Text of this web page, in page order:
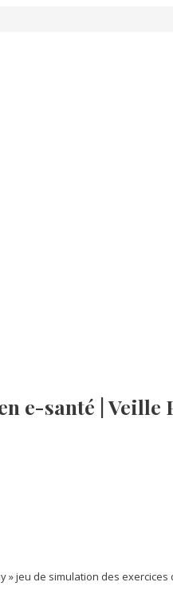
e-santé | Veille
» jeu de simulation des